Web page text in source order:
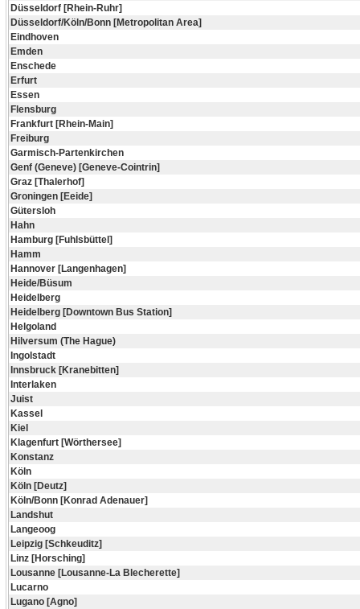
Düsseldorf [Rhein-Ruhr]
Düsseldorf/Köln/Bonn [Metropolitan Area]
Eindhoven
Emden
Enschede
Erfurt
Essen
Flensburg
Frankfurt [Rhein-Main]
Freiburg
Garmisch-Partenkirchen
Genf (Geneve) [Geneve-Cointrin]
Graz [Thalerhof]
Groningen [Eeide]
Gütersloh
Hahn
Hamburg [Fuhlsbüttel]
Hamm
Hannover [Langenhagen]
Heide/Büsum
Heidelberg
Heidelberg [Downtown Bus Station]
Helgoland
Hilversum (The Hague)
Ingolstadt
Innsbruck [Kranebitten]
Interlaken
Juist
Kassel
Kiel
Klagenfurt [Wörthersee]
Konstanz
Köln
Köln [Deutz]
Köln/Bonn [Konrad Adenauer]
Landshut
Langeoog
Leipzig [Schkeuditz]
Linz [Horsching]
Lousanne [Lousanne-La Blecherette]
Lucarno
Lugano [Agno]